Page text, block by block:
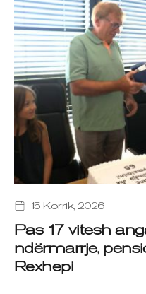
15 Korrik, 2026
Pas 17 vitesh
ndërmarrje,
Rexhepi